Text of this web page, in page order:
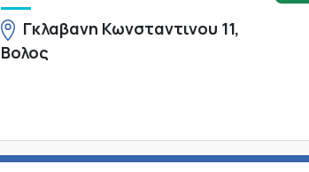
Γκλαβανη Κωνσταντινου 11,
Βολος